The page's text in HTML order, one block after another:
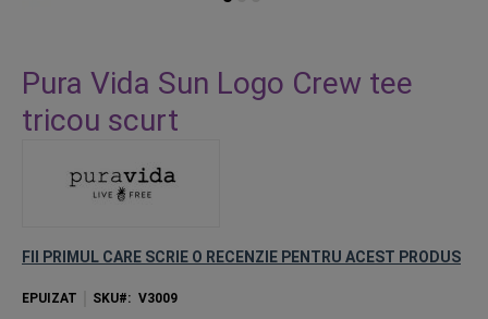
to
the
beginning
images
Pura Vida Sun Logo Crew tee
tricou scurt
FII PRIMUL CARE SCRIE O RECENZIE PENTRU ACEST PRODUS
EPUIZAT SKU V3009